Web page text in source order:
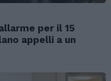
per il 15
appelli a un